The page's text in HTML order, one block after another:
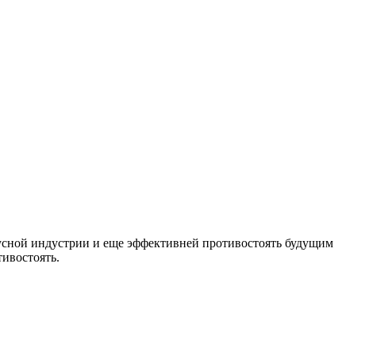
индустрии и еще эффективней противостоять будущим